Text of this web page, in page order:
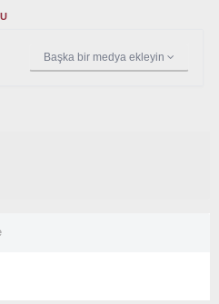
Başka bir medya ekleyin